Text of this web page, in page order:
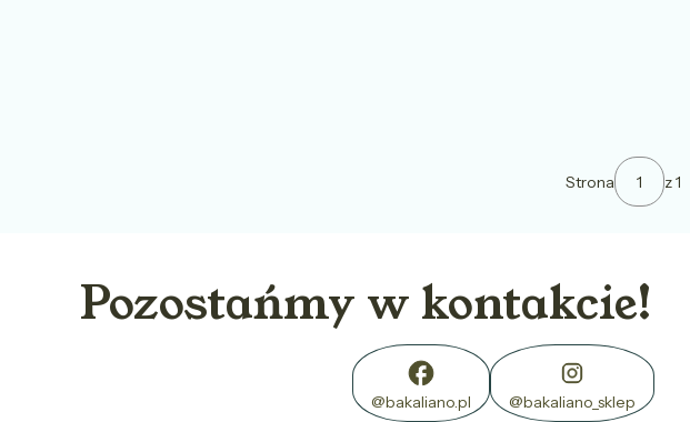
Strona z 1
Pozostańmy w kontakcie!
@bakaliano.pl @bakaliano_sklep